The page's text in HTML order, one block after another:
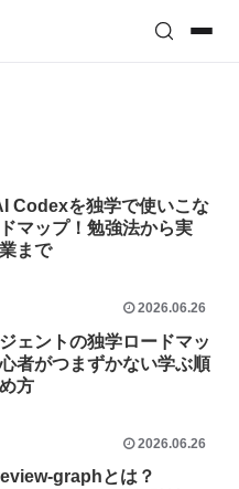
Codexを独学で使いこな
マップ！勉強法から実
まで
2026.06.26
ェントの独学ロードマッ
者がつまずかない学ぶ順
方
2026.06.26
graphとは？